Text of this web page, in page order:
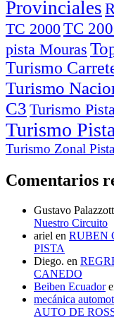
Provinciales
TC 2000TC
pista Mouras
Turismo
Turismo
C3 Turismo
Turismo
Turismo Zonal Pista
Comentarios
Gustavo
Nuestro Circuito
ariel en RUBEN
PISTA
Diego. en
CANEDO
Beiben Ecuador
mecánica
AUTO DE